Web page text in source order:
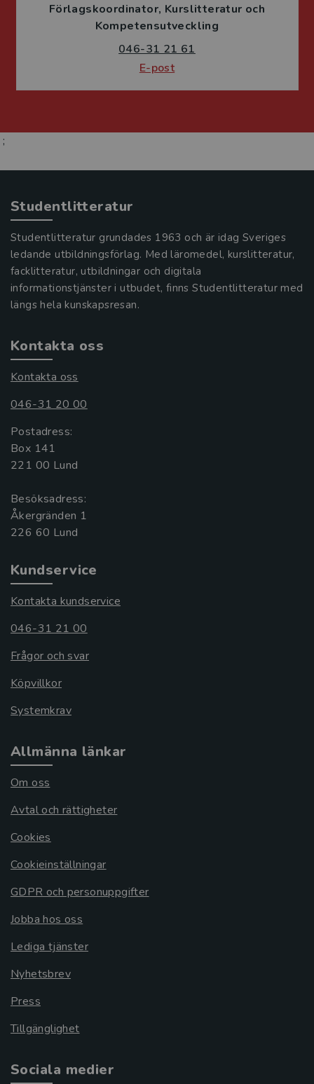
Förlagskoordinator Kurslitteratur och
Kompetensutveckling
046-31 21 61
E-post
;
Studentlitteratur
Studentlitteratur grundades 1963 och är idag Sveriges
ledande utbildningsförlag. Med läromedel, kurslitteratur,
facklitteratur, utbildningar och digitala
informationstjänster i utbudet, finns Studentlitteratur med
längs hela kunskapsresan.
Kontakta oss
Kontakta oss
046-31 20 00
Postadress:
Box 141
221 00 Lund
Besöksadress:
Åkergränden 1
Kundservice
Kontakta kundservice
046-31 21 00
Frågor och svar
Köpvillkor
Systemkrav
Allmänna länkar
Om oss
Avtal och rättigheter
Cookies
Cookieinställningar
GDPR och personuppgifter
Jobba hos oss
Lediga tjänster
Nyhetsbrev
Press
Tillgänglighet
Sociala medier